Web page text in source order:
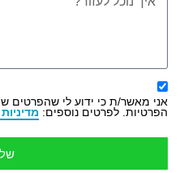
אני מאשר/ת כי ידוע לי שהפרטים
הפרטיות. לפרטים נוספים: